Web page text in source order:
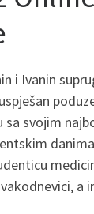
i Ivanin
sa svojim
a